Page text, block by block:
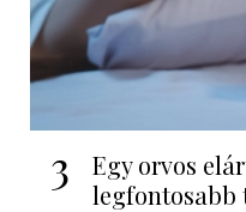
3
Egy orvos
legfontosabb